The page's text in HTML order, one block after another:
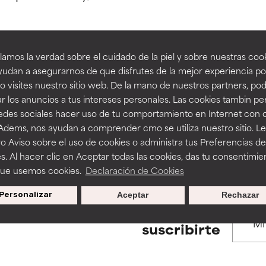
la verdad sobre el cuidado de la piel y sobre nuestras
a asegurarnos de que disfrutes de la mejor experiencia
visites nuestro sitio web. De la mano de nuestros partners,
los anuncios a tus intereses personales. Las cookies tambin
sociales hacer uso de tu comportamiento en Internet con
nos ayudan a comprender cmo se utiliza nuestro sitio.
Aviso sobre el uso de cookies o administra tus Preferencias de
Al hacer clic en Aceptar todas las cookies, das tu
usemos cookies. Declaración de Cookies
Personalizar Rechazar
Aceptar
BACK TO SEARCH
to assess ingredients in this dictionary. Regulations
tan beneficiosos como los de la categoría excelente, suelen ser
la estabilidad o la absorción de una fórmula.
ciertas limitaciones en cuanto a su apariencia, estabilidad o
básicos o que no cuentan con suficiente respaldo científico.
algunos beneficios se recomienda evitarlo por su
efectos adversos como irritación, inflamación o
se utiliza en altas concentraciones o junto con otros
tan beneficiosos como los de la categoría excelente, suelen ser
la estabilidad o la absorción de una fórmula.
ciertas limitaciones en cuanto a su apariencia, estabilidad o
básicos o que no cuentan con suficiente respaldo científico.
algunos beneficios se recomienda evitarlo por su
efectos adversos como irritación, inflamación o
se utiliza en altas concentraciones o junto con otros
suscribirte